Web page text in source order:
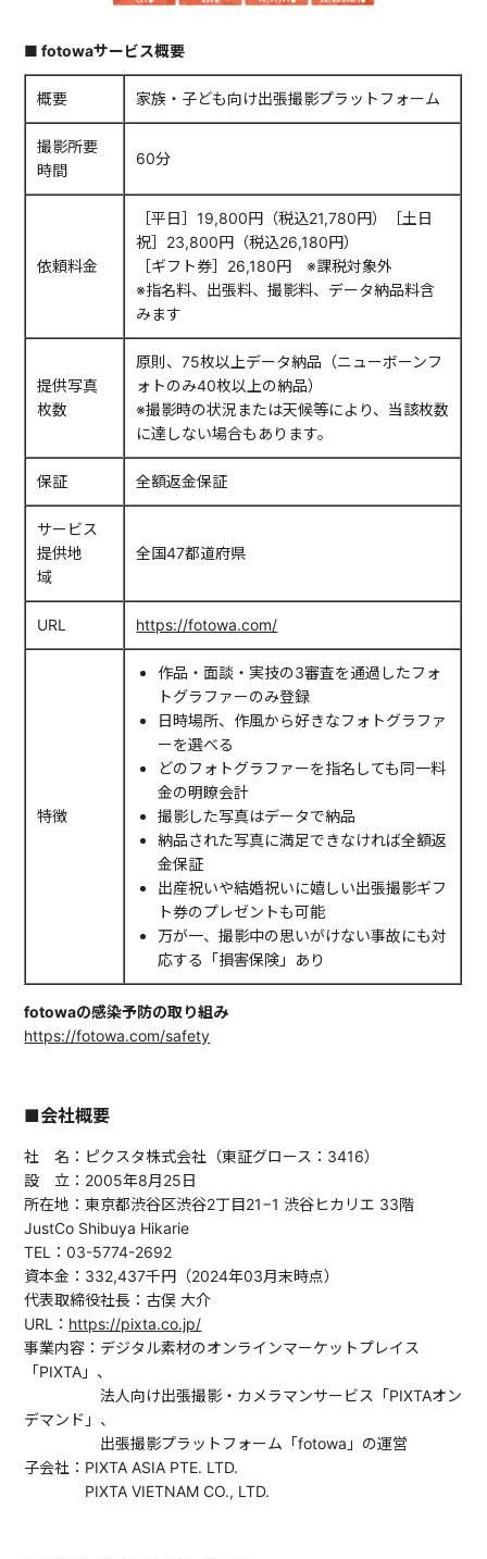
■ fotowaサービス概要
概要 家族・子ども向け出張撮影プラットフォーム
撮影所要
時間
60分
依頼料金
［平日］19,800円（税込21,780円）［土日
祝］23,800円（税込26,180円）
［ギフト券］26,180円 ※課税対象外
※指名料、出張料、撮影料、データ納品料含
みます
提供写真
枚数
原則、75枚以上データ納品（ニューボーンフ
ォトのみ40枚以上の納品）
※撮影時の状況または天候等により、当該枚数
に達しない場合もあります。
保証 全額返金保証
サービス
提供地
域
全国47都道府県
URL https://fotowa.com/
特徴
作品・面談・実技の3審査を通過したフォ
トグラファーのみ登録
日時場所、作風から好きなフォトグラファ
ーを選べる
どのフォトグラファーを指名しても同一料
金の明瞭会計
撮影した写真はデータで納品
納品された写真に満足できなければ全額返
金保証
出産祝いや結婚祝いに嬉しい出張撮影ギフ
ト券のプレゼントも可能
万が一、撮影中の思いがけない事故にも対
応する「損害保険」あり
fotowaの感染予防の取り組み
https://fotowa.com/safety
■会社概要
社 名：ピクスタ株式会社（東証グロース：3416）
設 立：2005年8月25日
所在地：東京都渋谷区渋谷2丁目21−1 渋谷ヒカリエ 33階
JustCo Shibuya Hikarie
TEL：03-5774-2692
資本金：332,437千円（2024年03月末時点）
代表取締役社長：古俣 大介
URL： https://pixta.co.jp/
事業内容：デジタル素材のオンラインマーケットプレイス
「PIXTA」、
法人向け出張撮影・カメラマンサービス「PIXTAオン
デマンド」、
出張撮影プラットフォーム「fotowa」の運営
子会社：PIXTA ASIA PTE. LTD.
PIXTA VIETNAM CO., LTD.